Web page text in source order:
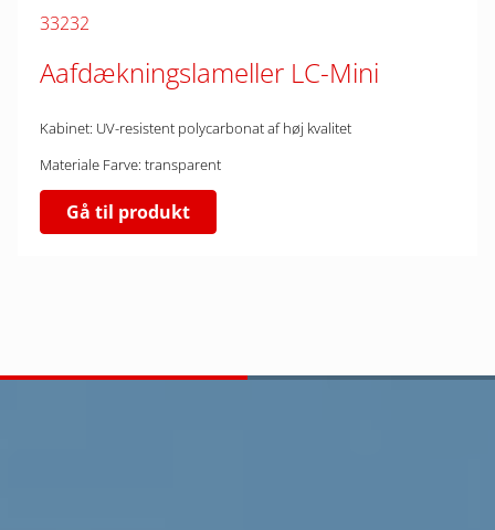
33232
Aafdækningslameller LC-Mini
Kabinet: UV-resistent polycarbonat af høj kvalitet
Materiale Farve: transparent
Gå til produkt